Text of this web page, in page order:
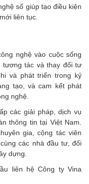
số giúp tạo điều kiện
liên tục.
nghệ vào cuộc sống
tương tác và thay đổi tư
và phát triển trong kỷ
tạo, và cam kết phát
nghệ.
các giải pháp, dịch vụ
thông tin tại Việt Nam.
gia, cộng tác viên
các nhà đầu tư, đối
dựng.
liên hệ Công ty Vina